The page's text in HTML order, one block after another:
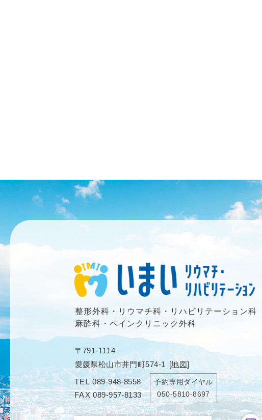
整形外科・リウマチ科・リハビリテーション科
麻酔科・ペインクリニック外科
〒791-1114
愛媛県松山市井門町574-1 [地図]
TEL 089-948-8558
FAX 089-957-8133
予約専用ダイヤル
050-5810-8697